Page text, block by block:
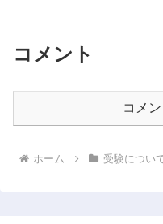
コメント
コメ
ホーム 受験につい